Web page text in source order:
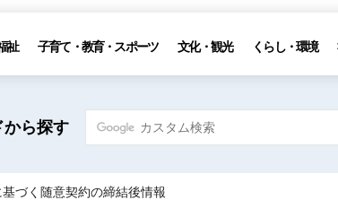
祉 子育て・教育・スポーツ 文化・観光 くらし・環境
から探す
づく随意契約の締結後情報